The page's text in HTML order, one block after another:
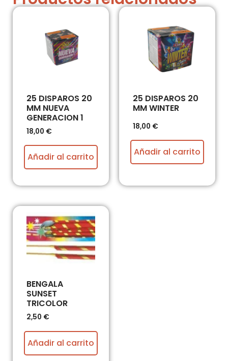
25 DISPAROS 20
MM NUEVA
GENERACION 1
18,00 €
Añadir al carrito
25 DISPAROS 20
MM WINTER
18,00 €
Añadir al carrito
BENGALA
SUNSET
TRICOLOR
2,50 €
Añadir al carrito